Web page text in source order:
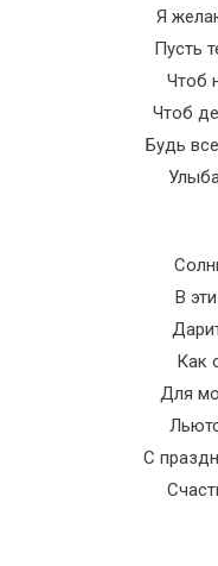
Я
Пусть
Чтоб
Чтоб
Будь
В
Как
Для
С